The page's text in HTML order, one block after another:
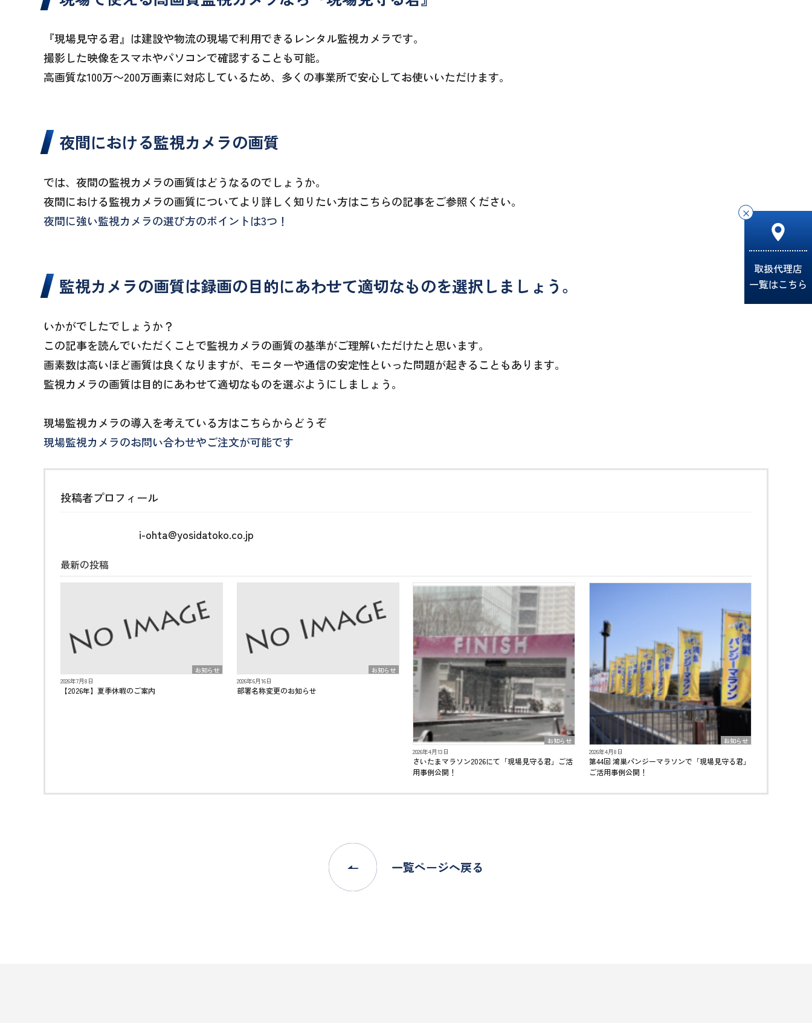
『現場見守る君』は建設や物流の現場で利用できるレンタル監視カメラです。
撮影した映像をスマホやパソコンで確認することも可能。
高画質な100万～200万画素に対応しているため、多くの事業所で安心してお使いいただけます。
夜間における監視カメラの画質
では、夜間の監視カメラの画質はどうなるのでしょうか。
夜間における監視カメラの画質についてより詳しく知りたい方はこちらの記事をご参照ください。
夜間に強い監視カメラの選び方のポイントは3つ！
監視カメラの画質は録画の目的にあわせて適切なものを選択しましょう。
いかがでしたでしょうか？
この記事を読んでいただくことで監視カメラの画質の基準がご理解いただけたと思います。
画素数は高いほど画質は良くなりますが、モニターや通信の安定性といった問題が起きることもあります。
監視カメラの画質は目的にあわせて適切なものを選ぶようにしましょう。
現場監視カメラの導入を考えている方はこちらからどうぞ
現場監視カメラのお問い合わせやご注文が可能です
投稿者プロフィール
i-ohta@yosidatoko.co.jp
最新の投稿
お知らせ
2026年7月8日
【2026年】夏季休暇のご案内
お知らせ
2026年6月16日
部署名称変更のお知らせ
お知らせ
2026年4月13日
さいたまマラソン2026にて「現場見守る君」ご活
用事例公開！
お知らせ
2026年4月8日
第44回 鴻巣パンジーマラソンで「現場見守る君」
ご活用事例公開！
一覧ページへ戻る
×
取扱代理店
一覧はこちら